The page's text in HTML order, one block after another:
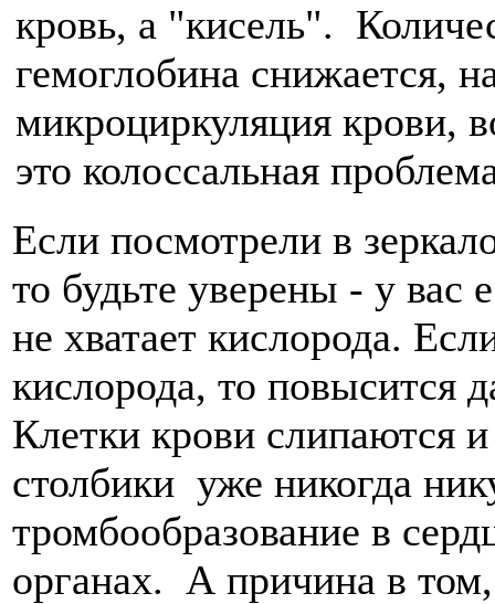
кровь, а "кисель".
гемоглобина снижается,
микроциркуляция крови,
это колоссальная
Если посмотрели в
то будьте уверены - у вас
не хватает кислорода.
кислорода, то повысится
Клетки крови слипаются
столбики уже никогда
тромбообразование в
органах. А причина в